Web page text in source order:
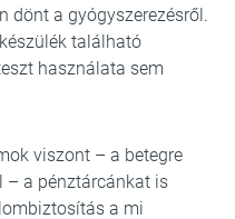
dönt a gyógyszerezésről.
található
használata sem
viszont – a betegre
– a pénztárcánkat is
a mi